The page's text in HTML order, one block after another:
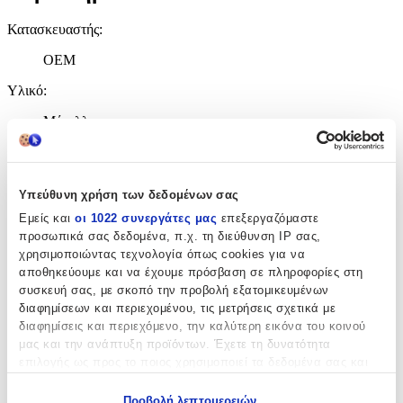
Υπεύθυνη χρήση των δεδομένων σας
Εμείς και οι 1022 συνεργάτες μας επεξεργαζόμαστε
προσωπικά σας δεδομένα, π.χ. τη διεύθυνση IP σας,
χρησιμοποιώντας τεχνολογία όπως cookies για να
αποθηκεύουμε και να έχουμε πρόσβαση σε πληροφορίες στη
συσκευή σας, με σκοπό την προβολή εξατομικευμένων
διαφημίσεων και περιεχομένου, τις μετρήσεις σχετικά με
διαφημίσεις και περιεχόμενο, την καλύτερη εικόνα του κοινού
μας και την ανάπτυξη προϊόντων. Έχετε τη δυνατότητα
Κατασκευαστής:
OEM
Υλικό:
Μέταλλο
Χρώμα
Αξιολογήσεις
Προς το παρόν δεν υπάρχουν άλλες αξιολογήσεις. Όταν
προστεθούν, θα εμφανιστούν εδώ.
Πώς υπολογίζεται η βαθμολογία
Η τελική βαθμολογία βασίζεται αποκλειστικά σε κριτικές χρηστών
που έχουν πραγματοποιήσει αγορά μέσω SHOPFLIX ή έχουν
Γράψου στο Νewsletter μας για νέα & προσφορές!